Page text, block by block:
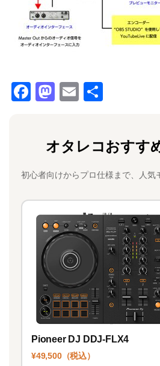
F
b
o
o
k
M
o
d
o
n
E
l
オタレコおすす
初心者向けからプロ仕様まで、人気
Pioneer DJ DDJ-FLX4
¥49,500（税込）